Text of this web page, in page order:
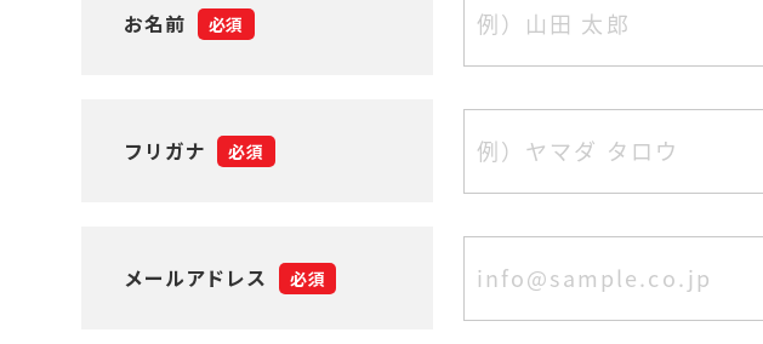
お名前 必須
フリガナ 必須
メールアドレス 必須